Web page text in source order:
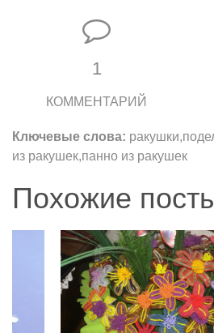
1
КОММЕНТАРИЙ
Ключевые слова:
из ракушек,панно из ракушек
Похожие